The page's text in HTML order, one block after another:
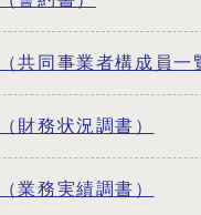
共同事業者構成員一
財務状況調書）
業務実績調書）